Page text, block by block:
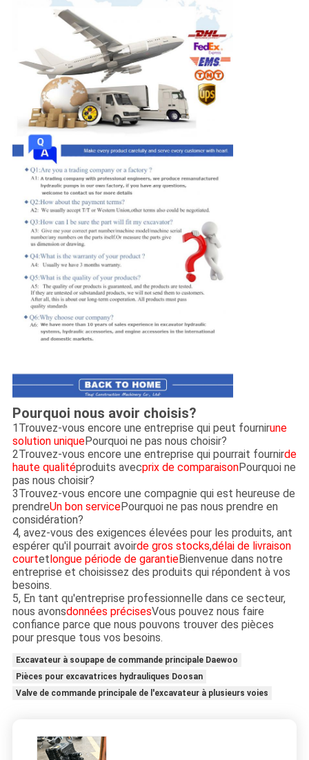
Pourquoi nous avoir choisis?
1Trouvez-vous encore une entreprise qui peut fournirune
solution uniquePourquoi ne pas nous choisir?
2Trouvez-vous encore une entreprise qui pourrait fournirde
haute qualitéproduits avecprix de comparaisonPourquoi ne
pas nous choisir?
3Trouvez-vous encore une compagnie qui est heureuse de
prendreUn bon servicePourquoi ne pas nous prendre en
considération?
4, avez-vous des exigences élevées pour les produits, ant
espérer qu'il pourrait avoirde gros stocks,délai de livraison
courtetlongue période de garantieBienvenue dans notre
entreprise et choisissez des produits qui répondent à vos
besoins.
5, En tant qu'entreprise professionnelle dans ce secteur,
nous avonsdonnées précisesVous pouvez nous faire
confiance parce que nous pouvons trouver des pièces
pour presque tous vos besoins.
Excavateur à soupape de commande principale Daewoo
Pièces pour excavatrices hydrauliques Doosan
Valve de commande principale de l'excavateur à plusieurs voies